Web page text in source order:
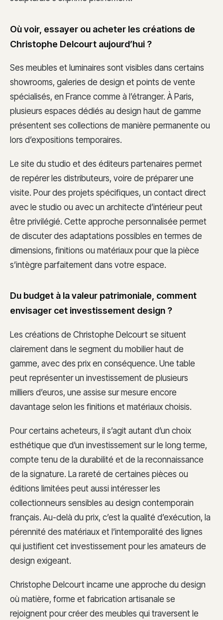
Où voir, essayer ou acheter les créations de
Christophe Delcourt aujourd’hui ?
Ses meubles et luminaires sont visibles dans certains
showrooms, galeries de design et points de vente
spécialisés, en France comme à l’étranger. À Paris,
plusieurs espaces dédiés au design haut de gamme
présentent ses collections de manière permanente ou
lors d’expositions temporaires.
Le site du studio et des éditeurs partenaires permet
de repérer les distributeurs, voire de préparer une
visite. Pour des projets spécifiques, un contact direct
avec le studio ou avec un architecte d’intérieur peut
être privilégié. Cette approche personnalisée permet
de discuter des adaptations possibles en termes de
dimensions, finitions ou matériaux pour que la pièce
s’intègre parfaitement dans votre espace.
Du budget à la valeur patrimoniale, comment
envisager cet investissement design ?
Les créations de Christophe Delcourt se situent
clairement dans le segment du mobilier haut de
gamme, avec des prix en conséquence. Une table
peut représenter un investissement de plusieurs
milliers d’euros, une assise sur mesure encore
davantage selon les finitions et matériaux choisis.
Pour certains acheteurs, il s’agit autant d’un choix
esthétique que d’un investissement sur le long terme,
compte tenu de la durabilité et de la reconnaissance
de la signature. La rareté de certaines pièces ou
éditions limitées peut aussi intéresser les
collectionneurs sensibles au design contemporain
français. Au-delà du prix, c’est la qualité d’exécution, la
pérennité des matériaux et l’intemporalité des lignes
qui justifient cet investissement pour les amateurs de
design exigeant.
Christophe Delcourt incarne une approche du design
où matière, forme et fabrication artisanale se
rejoignent pour créer des meubles qui traversent le